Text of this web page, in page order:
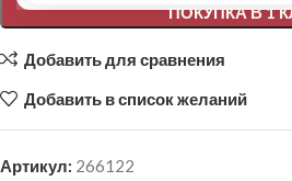
ПОКУПКА В 1
Добавить для сравнения
Добавить в список желаний
Артикул: 266122